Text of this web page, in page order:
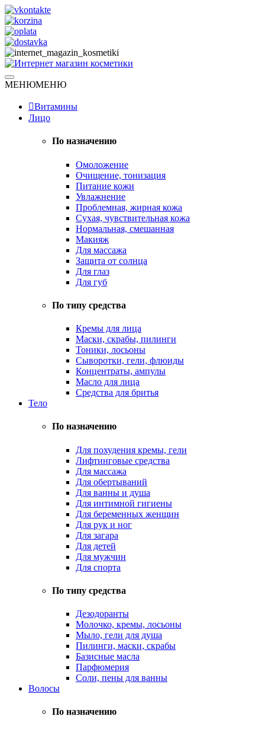
Skip
to
content
Интернет магазин косметики
Натуральная косметика
МЕНЮМЕНЮ
Витамины
Лицо
По назначению
Омоложение
Очищение, тонизация
Питание кожи
Увлажнение
Проблемная, жирная кожа
Сухая, чувствительная кожа
Нормальная, смешанная
Макияж
Для массажа
Защита от солнца
Для глаз
Для губ
По типу средства
Кремы для лица
Маски, скрабы, пилинги
Тоники, лосьоны
Сыворотки, гели, флюиды
Концентраты, ампулы
Масло для лица
Средства для бритья
Тело
По назначению
Для похудения кремы, гели
Лифтинговые средства
Для массажа
Для обертываний
Для ванны и душа
Для интимной гигиены
Для беременных женщин
Для рук и ног
Для загара
Для детей
Для мужчин
Для спорта
По типу средства
Дезодоранты
Молочко, кремы, лосьоны
Мыло, гели для душа
Пилинги, маски, скрабы
Базисные масла
Парфюмерия
Соли, пены для ванны
Волосы
По назначению